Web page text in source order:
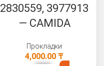
2830559, 3977913
— CAMIDA
Прокладки
4,000.00 ₸